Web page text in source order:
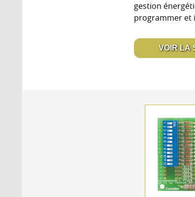
gestion
programmer et
VOIR LA